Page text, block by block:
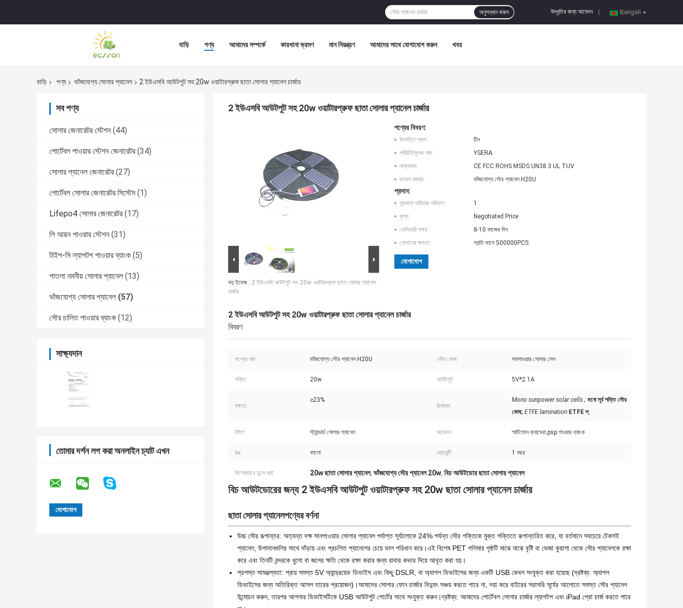
Bengali
উদ্ধৃতির জন্য আবেদন
অনুসন্ধান করুন
বাড়ি পণ্য আমাদের সম্পর্কে কারখানা ভ্রমণ মান নিয়ন্ত্রণ আমাদের সাথে যোগাযোগ করুন খবর
বাড়ি পণ্য ভাঁজযোগ্য সোলার প্যানেল 2 ইউএসবি আউটপুট সহ 20w ওয়াটারপ্রুফ ছাতা সোলার প্যানেল চার্জার
সব পণ্য
সোলার জেনারেটর স্টেশন (44)
পোর্টেবল পাওয়ার স্টেশন জেনারেটর (34)
সোলার প্যানেল জেনারেটর (27)
পোর্টেবল সোলার জেনারেটর সিস্টেম (1)
Lifepo4 সোলার জেনারেটর (17)
লি আয়ন পাওয়ার স্টেশন (31)
টাইপ-সি ল্যাপটপ পাওয়ার ব্যাংক (5)
পাতলা নমনীয় সোলার প্যানেল (13)
ভাঁজযোগ্য সোলার প্যানেল (57)
সৌর চালিত পাওয়ার ব্যাংক (12)
সাক্ষ্যদান
তোমার দর্শন লগ করা অনলাইন চ্যাট এখন
2 ইউএসবি আউটপুট সহ 20w ওয়াটারপ্রুফ ছাতা সোলার প্যানেল চার্জার
বড় ইমেজ : 2 ইউএসবি আউটপুট সহ 20w ওয়াটারপ্রুফ ছাতা সোলার প্যানেল
চার্জার
পণ্যের বিবরণ:
উৎপত্তি স্থল:
চীন
পরিচিতিমুলক নাম:
YSERA
সাক্ষ্যদান:
CE FCC ROHS MSDS UN38.3 UL TUV
মডেল নম্বার:
ভাঁজযোগ্য সৌর প্যানেল H20U
প্রদান:
ন্যূনতম চাহিদার পরিমাণ:
1
মূল্য:
Negotiated Price
ডেলিভারি সময়:
8-10 কাজের দিন
যোগানের ক্ষমতা:
প্রতি মাসে 500000PCS
যোগাযোগ
2 ইউএসবি আউটপুট সহ 20w ওয়াটারপ্রুফ ছাতা সোলার প্যানেল চার্জার
বিবরণ
পণ্যের নাম: ভাঁজযোগ্য সৌর প্যানেল H20U সৌর কোষ: সানপাওয়ার সোলার সেল
শক্তি: 20w আউটপুট: 5V*2.1A
দক্ষতা:
≥23%
উপাদান:
Mono sunpower solar cells ; মনো সূর্য শক্তি সৌর
কোষ; ETFE lamination ETFE ল্
টাইপ: স্ট্যান্ডার্ড সোলার প্যানেল আবেদন: স্মার্টফোন.ক্যামেরা.psp.পাওয়ার ব্যাংক
রঙ: কালো ওয়ারেন্টি: 1 বছর
বিশেষভাবে তুলে ধরা: 20w ছাতা সোলার প্যানেল, ভাঁজযোগ্য সৌর প্যানেল 20w, বিচ আউটডোর ছাতা সোলার প্যানেল
বিচ আউটডোরের জন্য 2 ইউএসবি আউটপুট ওয়াটারপ্রুফ সহ 20w ছাতা সোলার প্যানেল চার্জার
ছাতা সোলার প্যানেলপণ্যের বর্ণনা
উচ্চ সৌর রূপান্তর: অত্যন্ত দক্ষ সানপাওয়ার সোলার প্যানেল পর্যাপ্ত সূর্যালোকে 24% পর্যন্ত সৌর শক্তিকে মুক্ত শক্তিতে রূপান্তরিত করে, যা বর্তমানে সবচেয়ে টেকসই
প্যানেল, উপাদানগুলির সাথে দাঁড়ায় এবং প্রচলিত প্যানেলের চেয়ে ভাল পরিধান করে।এই বিশেষ PET পলিমার পৃষ্ঠটি মাঝে মাঝে বৃষ্টি বা ভেজা কুয়াশা থেকে সৌর প্যানেলকে রক্ষা
করে এবং তিনটি বন্দরকে ধুলো বা জলের ক্ষতি থেকে রক্ষা করার জন্য রাবার কভার দিয়ে আবৃত করা হয়।
প্রশস্ত সামঞ্জস্যতা: প্রায় সমস্ত 5V অ্যান্ড্রয়েড ডিভাইস এবং কিছু DSLR, বা অ্যাপল ডিভাইসের জন্য একটি USB কেবল সংযুক্ত করা হয়েছে (দ্রষ্টব্য: অ্যাপল
ডিভাইসের জন্য অতিরিক্ত আসল তারের প্রয়োজন)।আমাদের সোলার ফোন চার্জার বিদ্যুৎ সঞ্চয় করতে পারে না, দয়া করে বাইরের সরাসরি সূর্যের আলোতে সমস্ত সৌর প্যানেল
উন্মোচন করুন, তারপর আপনার ডিভাইসটিকে USB আউটপুট পোর্টের সাথে সংযুক্ত করুন।দ্রষ্টব্য: আমাদের পোর্টেবল সোলার চার্জার ল্যাপটপ এবং iPad প্রো চার্জ করতে পারে